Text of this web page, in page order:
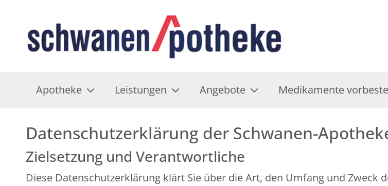
Apotheke Leistungen Angebote Medikamente
Datenschutzerklärung der Schwanen-
Zielsetzung und Verantwortliche
Diese Datenschutzerklärung klärt Sie über die Art, den Umfang und Zweck